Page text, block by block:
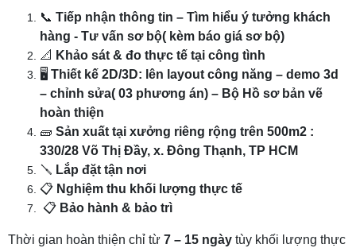
📞 Tiếp nhận thông tin – Tìm hiểu ý tưởng khách
hàng - Tư vấn sơ bộ( kèm báo giá sơ bộ)
📐 Khảo sát & đo thực tế tại công tình
🖥️ Thiết kế 2D/3D: lên layout công năng – demo 3d
– chỉnh sửa( 03 phương án) – Bộ Hồ sơ bản vẽ
hoàn thiện
🧱 Sản xuất tại xưởng riêng rộng trên 500m2 :
330/28 Võ Thị Đầy, x. Đông Thạnh, TP HCM
🪛 Lắp đặt tận nơi
📋 Nghiệm thu khối lượng thực tế
📋 Bảo hành & bảo trì
Thời gian hoàn thiện chỉ từ 7 – 15 ngày tùy khối lượng thực